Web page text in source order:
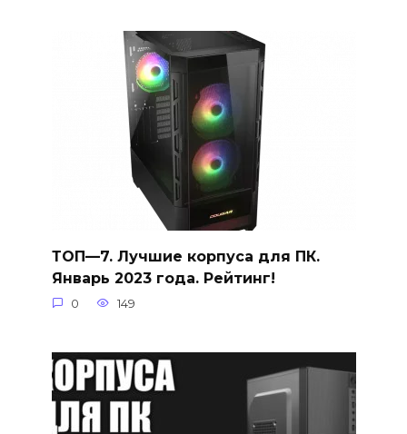
ТОП—7. Лучшие корпуса для ПК.
Январь 2023 года. Рейтинг!
0 149